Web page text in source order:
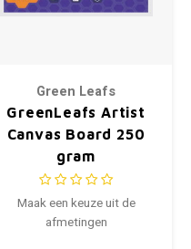
Green Leafs
GreenLeafs Artist
Canvas Board 250
gram
Maak een keuze uit de
afmetingen